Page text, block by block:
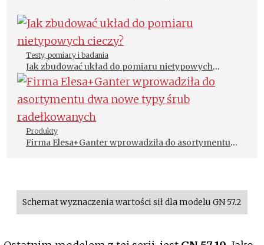
Testy, pomiary i badania
Jak zbudować układ do pomiaru nietypowych
cieczy?
Produkty
Firma Elesa+Ganter wprowadziła do asortymentu
Schemat wyznaczenia wartości sił dla modelu GN 57.2